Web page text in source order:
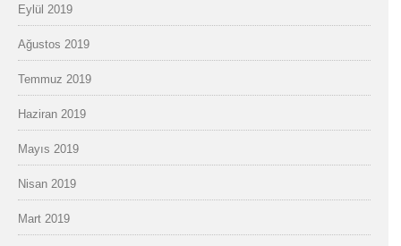
Eylül 2019
Ağustos 2019
Temmuz 2019
Haziran 2019
Mayıs 2019
Nisan 2019
Mart 2019